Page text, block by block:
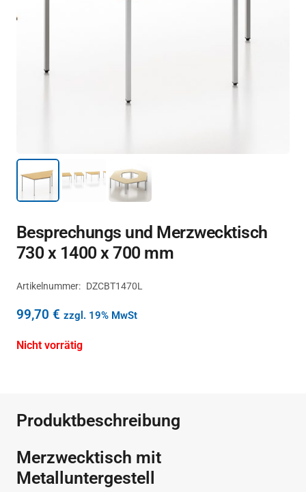
Besprechungs und Merzwecktisch
730 x 1400 x 700 mm
Artikelnummer: DZCBT1470L
99,70 € zzgl. 19% MwSt
Nicht vorrätig
Produktbeschreibung
Merzwecktisch mit
Metalluntergestell